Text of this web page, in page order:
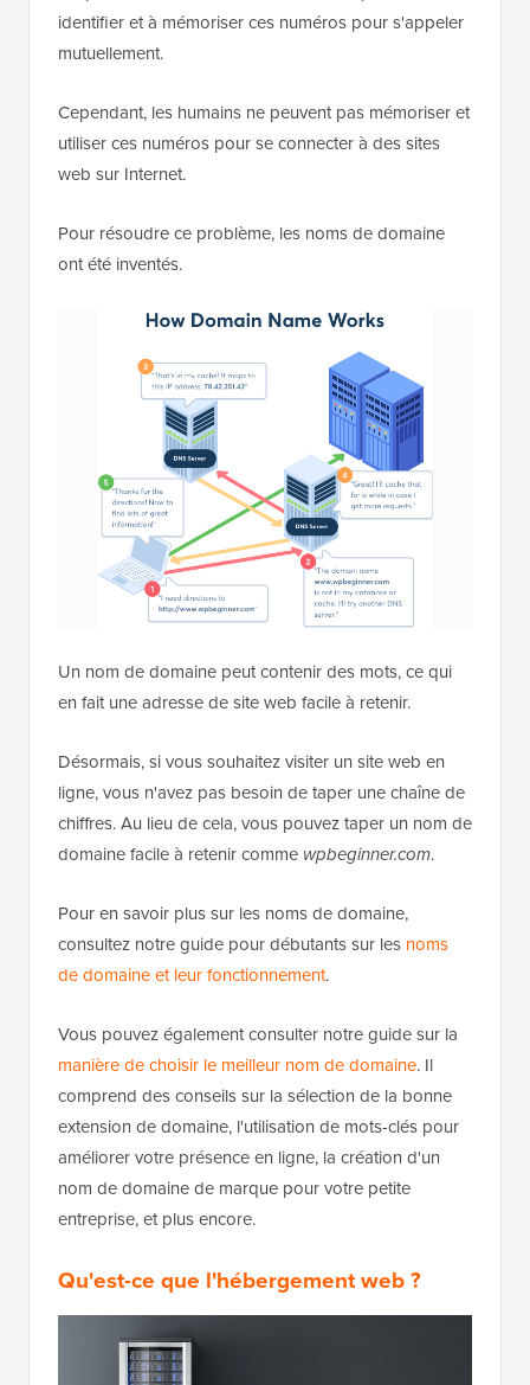
identifier et à mémoriser ces numéros pour s'appeler
mutuellement.
Cependant, les humains ne peuvent pas mémoriser et
utiliser ces numéros pour se connecter à des sites
web sur Internet.
Pour résoudre ce problème, les noms de domaine
ont été inventés.
Un nom de domaine peut contenir des mots, ce qui
en fait une adresse de site web facile à retenir.
Désormais, si vous souhaitez visiter un site web en
ligne, vous n'avez pas besoin de taper une chaîne de
chiffres. Au lieu de cela, vous pouvez taper un nom de
domaine facile à retenir comme wpbeginner.com.
Pour en savoir plus sur les noms de domaine,
consultez notre guide pour débutants sur les noms
de domaine et leur fonctionnement.
Vous pouvez également consulter notre guide sur la
manière de choisir le meilleur nom de domaine. Il
comprend des conseils sur la sélection de la bonne
extension de domaine, l'utilisation de mots-clés pour
améliorer votre présence en ligne, la création d'un
nom de domaine de marque pour votre petite
entreprise, et plus encore.
Qu'est-ce que l'hébergement web ?